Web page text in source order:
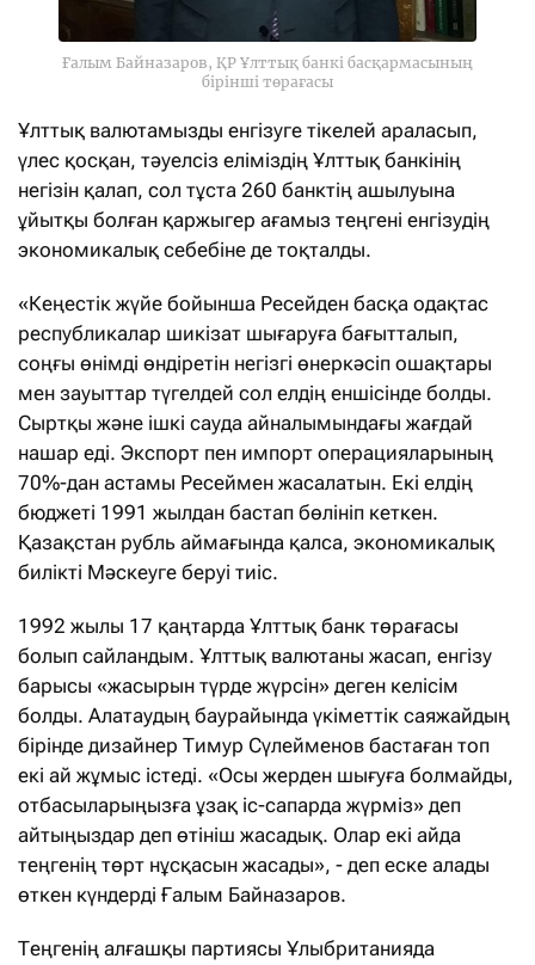
Ғалым Байназаров, ҚР Ұлттық банкі басқармасының
бірінші төрағасы
Ұлттық валютамызды енгізуге тікелей араласып,
үлес қосқан, тәуелсіз еліміздің Ұлттық банкінің
негізін қалап, сол тұста 260 банктің ашылуына
ұйытқы болған қаржыгер ағамыз теңгені енгізудің
экономикалық себебіне де тоқталды.
«Кеңестік жүйе бойынша Ресейден басқа одақтас
республикалар шикізат шығаруға бағытталып,
соңғы өнімді өндіретін негізгі өнеркәсіп ошақтары
мен зауыттар түгелдей сол елдің еншісінде болды.
Сыртқы және ішкі сауда айналымындағы жағдай
нашар еді. Экспорт пен импорт операцияларының
70%-дан астамы Ресеймен жасалатын. Екі елдің
бюджеті 1991 жылдан бастап бөлініп кеткен.
Қазақстан рубль аймағында қалса, экономикалық
билікті Мәскеуге беруі тиіс.
1992 жылы 17 қаңтарда Ұлттық банк төрағасы
болып сайландым. Ұлттық валютаны жасап, енгізу
барысы «жасырын түрде жүрсін» деген келісім
болды. Алатаудың баурайында үкіметтік саяжайдың
бірінде дизайнер Тимур Сүлейменов бастаған топ
екі ай жұмыс істеді. «Осы жерден шығуға болмайды,
отбасыларыңызға ұзақ іс-сапарда жүрміз» деп
айтыңыздар деп өтініш жасадық. Олар екі айда
теңгенің төрт нұсқасын жасады», - деп еске алады
өткен күндерді Ғалым Байназаров.
Теңгенің алғашқы партиясы Ұлыбританияда